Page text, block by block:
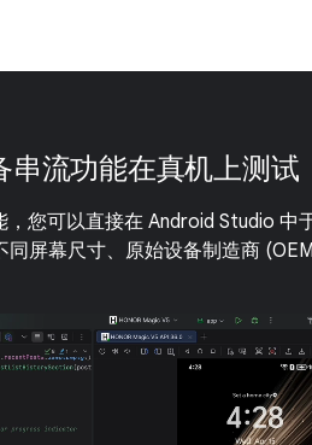
流功能在真机上测试
您可以直接在 Android Studio 中
屏幕尺寸、原始设备制造商